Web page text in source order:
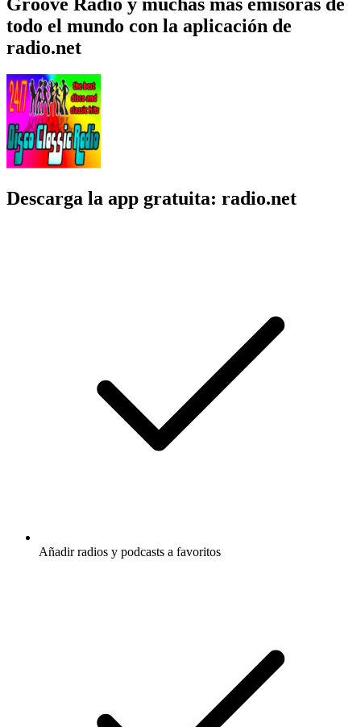
todo el mundo con la aplicación de
radio.net
Descarga la app gratuita: radio.net
Añadir radios y podcasts a favoritos